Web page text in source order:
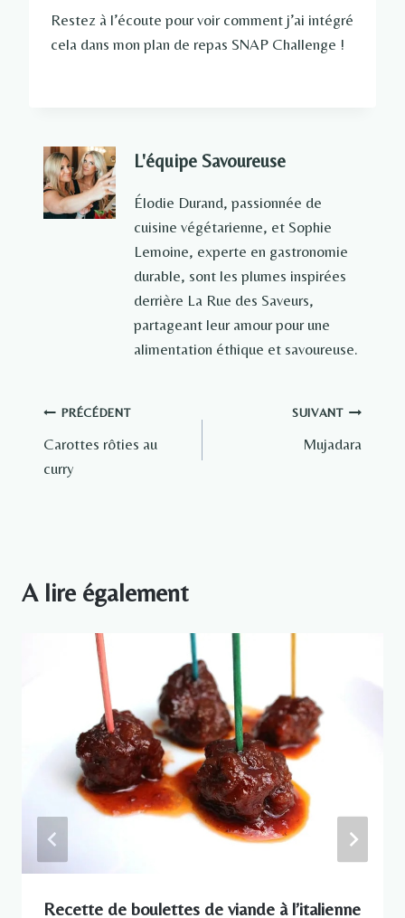
Restez à l’écoute pour voir comment j’ai intégré
cela dans mon plan de repas SNAP Challenge !
L'équipe Savoureuse
Élodie Durand, passionnée de
cuisine végétarienne, et Sophie
Lemoine, experte en gastronomie
durable, sont les plumes inspirées
derrière La Rue des Saveurs,
partageant leur amour pour une
alimentation éthique et savoureuse.
Navigation
de
PRÉCÉDENT
Carottes rôties au
curry
SUIVANT
Mujadara
A lire également
Recette de boulettes de viande à l’italienne